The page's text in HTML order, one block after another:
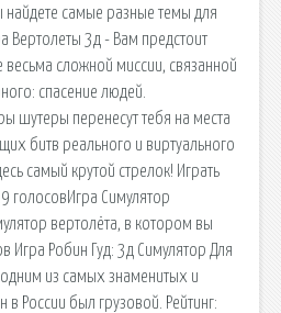
самые разные темы для
Вертолеты 3д - Вам предстоит
весьма сложной миссии, связанной
спасение людей.
шутеры перенесут тебя на места
битв реального и виртуального
самый крутой стрелок! Играть
голосовИгра Симулятор
вертолёта, в котором вы
Игра Робин Гуд: 3д Симулятор Для
из самых знаменитых и
России был грузовой. Рейтинг: